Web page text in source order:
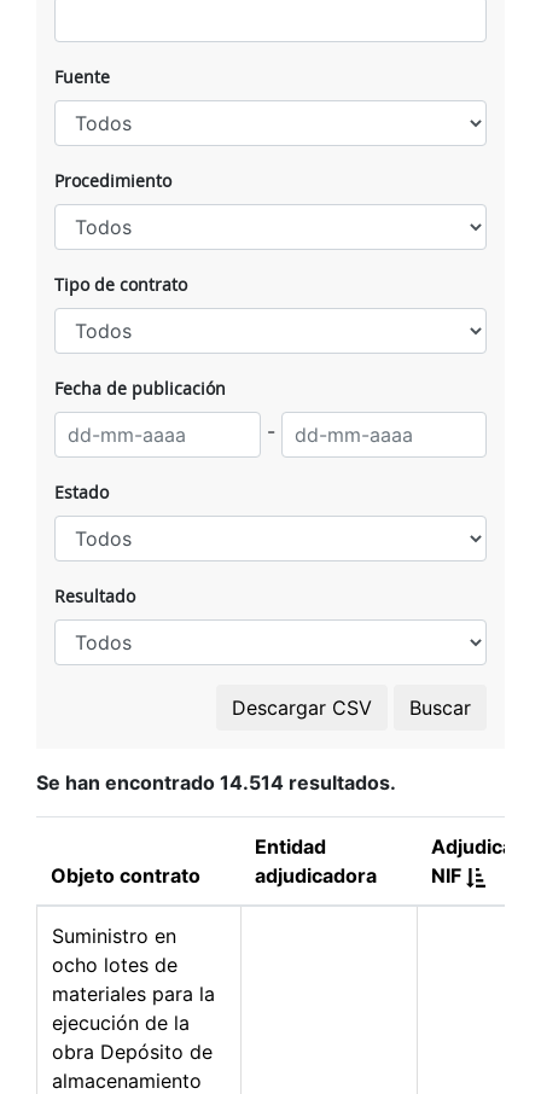
Fuente
Procedimiento
Tipo de contrato
Fecha de publicación
-
Estado
Resultado
Se han encontrado 14.514 resultados.
Objeto contrato
Entidad
adjudicadora
NIF
Suministro en
ocho lotes de
materiales para la
ejecución de la
obra Depósito de
almacenamiento